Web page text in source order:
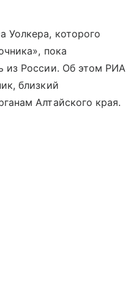
которого
пока
из России. Об этом РИА
близкий
Алтайского края.